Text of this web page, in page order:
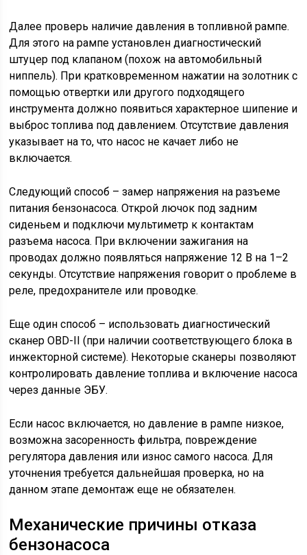
Далее проверь наличие давления в топливной рампе.
Для этого на рампе установлен диагностический
штуцер под клапаном (похож на автомобильный
ниппель). При кратковременном нажатии на золотник с
помощью отвертки или другого подходящего
инструмента должно появиться характерное шипение и
выброс топлива под давлением. Отсутствие давления
указывает на то, что насос не качает либо не
включается.
Следующий способ – замер напряжения на разъеме
питания бензонасоса. Открой лючок под задним
сиденьем и подключи мультиметр к контактам
разъема насоса. При включении зажигания на
проводах должно появляться напряжение 12 В на 1–2
секунды. Отсутствие напряжения говорит о проблеме в
реле, предохранителе или проводке.
Еще один способ – использовать диагностический
сканер OBD-II (при наличии соответствующего блока в
инжекторной системе). Некоторые сканеры позволяют
контролировать давление топлива и включение насоса
через данные ЭБУ.
Если насос включается, но давление в рампе низкое,
возможна засоренность фильтра, повреждение
регулятора давления или износ самого насоса. Для
уточнения требуется дальнейшая проверка, но на
данном этапе демонтаж еще не обязателен.
Механические причины отказа
бензонасоса